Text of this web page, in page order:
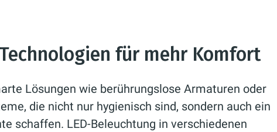
für mehr Komfort
Lösungen wie berührungslose Armaturen oder
die nicht nur hygienisch sind, sondern auch ein
schaffen. LED-Beleuchtung in verschiedenen